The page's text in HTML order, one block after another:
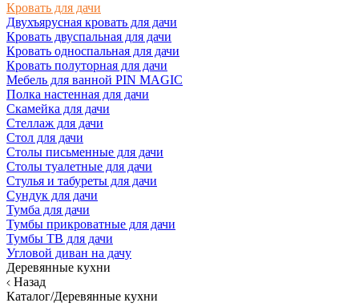
Кровать для дачи
Двухъярусная кровать для дачи
Кровать двуспальная для дачи
Кровать односпальная для дачи
Кровать полуторная для дачи
Мебель для ванной PIN MAGIC
Полка настенная для дачи
Скамейка для дачи
Стеллаж для дачи
Стол для дачи
Столы письменные для дачи
Столы туалетные для дачи
Стулья и табуреты для дачи
Сундук для дачи
Тумба для дачи
Тумбы прикроватные для дачи
Тумбы ТВ для дачи
Угловой диван на дачу
Деревянные кухни
Назад
Каталог/Деревянные кухни